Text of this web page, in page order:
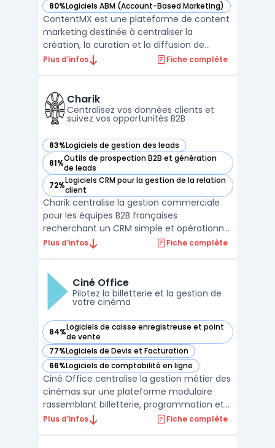
80%Logiciels ABM (Account-Based Marketing)
— voir ContentMX dans cette catégorie
ContentMX est une plateforme de content
marketing destinée à centraliser la
création, la curation et la diffusion de
contenus dans un contexte de réseaux de
consultants rencontrent la question de
maintenir une communication ré ...
Plus d’infos Fiche complète
Charik
Centralisez vos données clients et
suivez vos opportunités B2B
83%Logiciels de gestion des leads
— voir Charik dans cette catégorie
81%Outils de prospection B2B et génération
de leads
— voir Charik dans cette catégorie
72%Logiciels CRM pour la gestion de la relation
client
— voir Charik dans cette catégorie
Charik centralise la gestion commerciale
pour les équipes B2B françaises
recherchant un CRM simple et opérationnel
couvrant toutes les étapes, de la gestion de
d’investissement et cabinets de
recrutement pilotant leur pros ...
Plus d’infos Fiche complète
Ciné Office
Pilotez la billetterie et la gestion de
votre cinéma
84%Logiciels de caisse enregistreuse et point
de vente
— voir Ciné Office dans cette catégorie
77%Logiciels de Devis et Facturation
— voir Ciné Office dans cette catégorie
66%Logiciels de comptabilité en ligne
— voir Ciné Office dans cette catégorie
Ciné Office centralise la gestion métier des
cinémas sur une plateforme modulaire
rassemblant billetterie, programmation et
opérations courantes. Les exploitants
Plus d’infos Fiche complète